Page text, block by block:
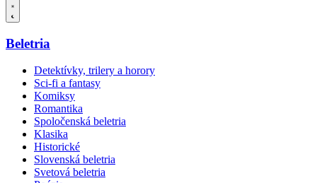
Beletria
Detektívky, trilery a horory
Sci-fi a fantasy
Komiksy
Romantika
Spoločenská beletria
Klasika
Historické
Slovenská beletria
Svetová beletria